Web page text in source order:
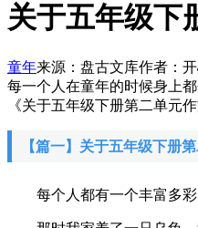
关于五年级下
童年来源：盘古文库作者：
每一个人在童年的时候身上
《关于五年级下册第二单元
【篇一】关于五年级下册
每个人都有一个丰富多彩